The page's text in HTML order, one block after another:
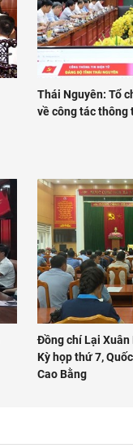
Thái Nguyên: Tổ
về công tác thông
Đồng chí Lại
Kỳ họp thứ 7,
Cao Bằng